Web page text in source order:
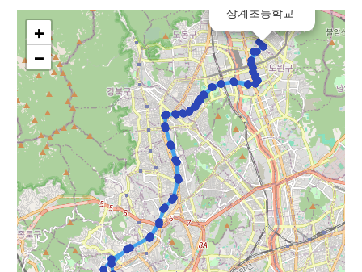
상계초등학교
+
−